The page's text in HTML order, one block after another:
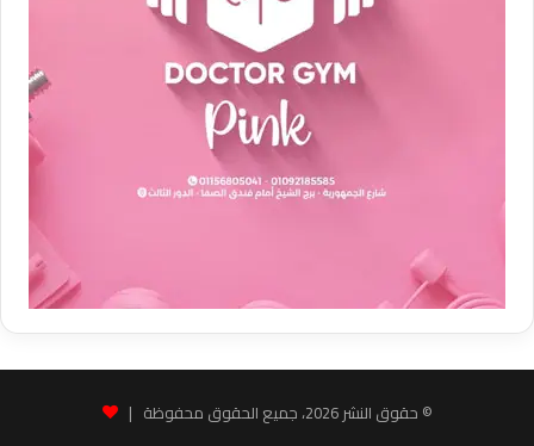
© حقوق النشر 2026، جميع الحقوق محفوظة |